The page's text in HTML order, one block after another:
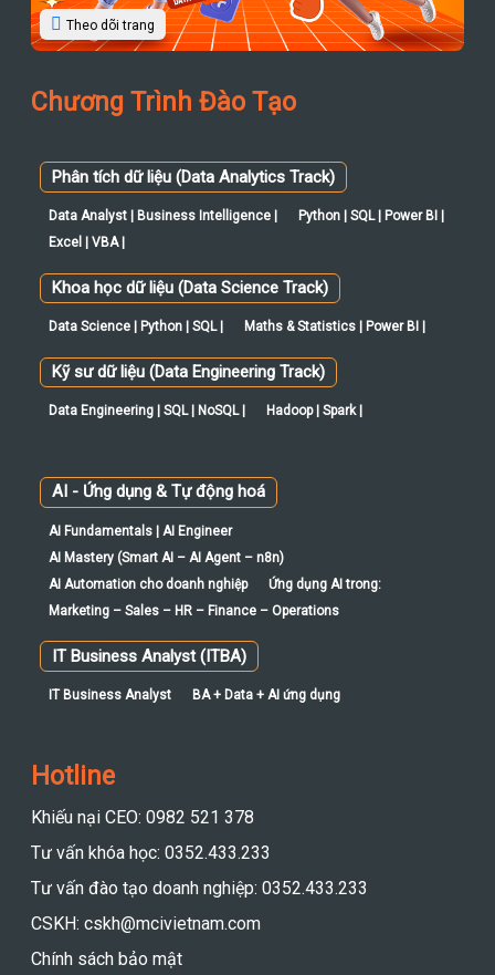
Theo dõi trang
Chương Trình Đào Tạo
Phân tích dữ liệu (Data Analytics Track)
Data Analyst | Business Intelligence |
Python | SQL | Power BI |
Excel | VBA |
Khoa học dữ liệu (Data Science Track)
Data Science | Python | SQL | Maths & Statistics | Power BI |
Kỹ sư dữ liệu (Data Engineering Track)
Data Engineering | SQL | NoSQL | Hadoop | Spark |
AI - Ứng dụng & Tự động hoá
AI Fundamentals | AI Engineer
AI Mastery (Smart AI – AI Agent – n8n)
AI Automation cho doanh nghiệp
Ứng dụng AI trong:
Marketing – Sales – HR – Finance – Operations
IT Business Analyst (ITBA)
IT Business Analyst BA + Data + AI ứng dụng
Hotline
Khiếu nại CEO: 0982 521 378
Tư vấn khóa học: 0352.433.233
Tư vấn đào tạo doanh nghiệp: 0352.433.233
CSKH: cskh@mcivietnam.com
Chính sách bảo mật